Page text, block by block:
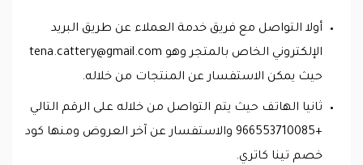
أولا التواصل مع فريق خدمة العملاء عن طريق البريد
الإلكتروني الخاص بالمتجر وهو tena.cattery@gmail.com
حيث يمكن الاستفسار عن المنتجات من خلاله.
ثانيا الهاتف حيث يتم التواصل من خلاله على الرقم التالي
+966553710085 والاستفسار عن آخر العروض ومنها كود
خصم تينا كاتري.